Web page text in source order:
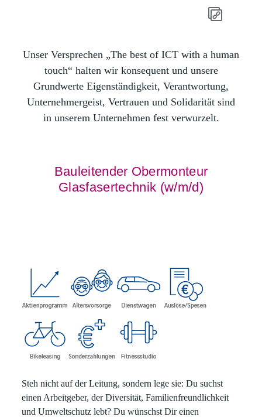
Unser Versprechen „The best of ICT with a human
touch“ halten wir konsequent und unsere
Grundwerte Eigenständigkeit, Verantwortung,
Unternehmergeist, Vertrauen und Solidarität sind
in unserem Unternehmen fest verwurzelt.
Bauleitender Obermonteur
Glasfasertechnik (w/m/d)
Steh nicht auf der Leitung, sondern lege sie: Du suchst
einen Arbeitgeber, der Diversität, Familienfreundlichkeit
und Umweltschutz lebt? Du wünschst Dir einen